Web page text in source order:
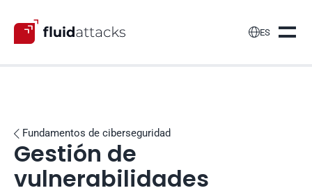
ES
 Fundamentos de ciberseguridad
Gestión de
vulnerabilidades